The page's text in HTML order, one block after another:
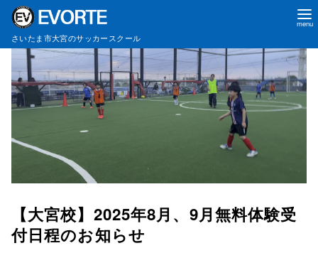
ンさいたま市大宮のサッカースクール
【大宮校】2025年8月、9月無料体験受
付日程のお知らせ